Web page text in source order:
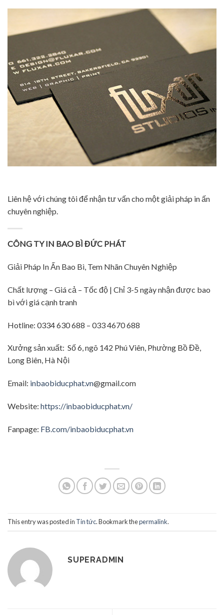
Liên hệ với chúng tôi để nhận tư vấn cho một giải pháp in ấn
chuyên nghiệp.
CÔNG TY IN BAO BÌ ĐỨC PHÁT
Giải Pháp In Ấn Bao Bì, Tem Nhãn Chuyên Nghiệp
Chất lượng – Giá cả – Tốc độ | Chỉ 3-5 ngày nhận được bao
bì với giá cạnh tranh
Hotline: 0334 630 688 – 033 4670 688
Xưởng sản xuất: Số 6, ngõ 142 Phú Viên, Phường Bồ Đề,
Long Biên, Hà Nội
Email: inbaobiducphat.vn@gmail.com
Website: https://inbaobiducphat.vn/
Fanpage: FB.com/inbaobiducphat.vn
This entry was posted in Tin tức. Bookmark thepermalink.
SUPERADMIN